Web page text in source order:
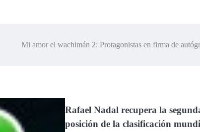
Mi amor el wachimán 2: Protagonistas en firma de
Rafael Nadal recupera la
posición de la clasificación